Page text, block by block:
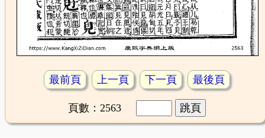
最前頁 上一頁 下一頁 最後頁
頁數：2563